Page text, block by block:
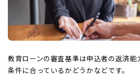
教育ローンの審査基準は申込者の返済能
条件に合っているかどうかなどです。